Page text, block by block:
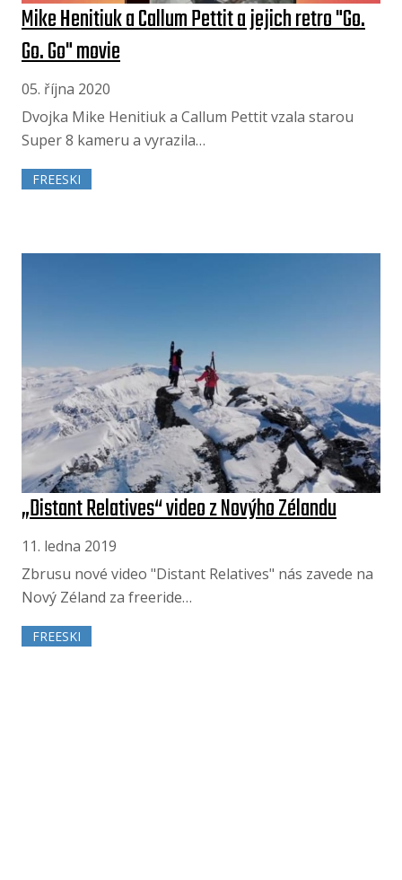
Mike Henitiuk a Callum Pettit a jejich retro "Go.
Go. Go" movie
05. října 2020
Dvojka Mike Henitiuk a Callum Pettit vzala starou
Super 8 kameru a vyrazila…
FREESKI
„Distant Relatives“ video z Novýho Zélandu
11. ledna 2019
Zbrusu nové video "Distant Relatives" nás zavede na
Nový Zéland za freeride…
FREESKI